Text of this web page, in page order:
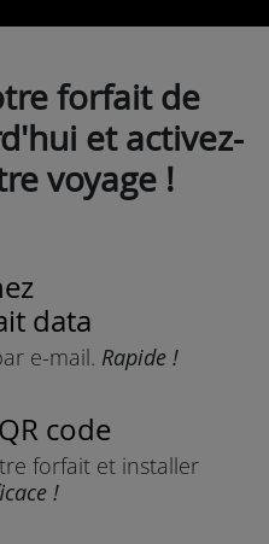
forfait de
et activez-
voyage !
data
e-mail. Rapide !
code
forfaitet installer
!